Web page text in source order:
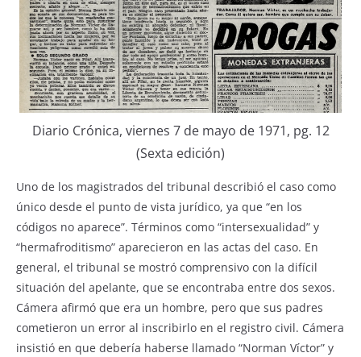
Diario Crónica, viernes 7 de mayo de 1971, pg. 12
(Sexta edición)
Uno de los magistrados del tribunal describió el caso como
único desde el punto de vista jurídico, ya que “en los
códigos no aparece”. Términos como “intersexualidad” y
“hermafroditismo” aparecieron en las actas del caso. En
general, el tribunal se mostró comprensivo con la difícil
situación del apelante, que se encontraba entre dos sexos.
Cámera afirmó que era un hombre, pero que sus padres
cometieron un error al inscribirlo en el registro civil. Cámera
insistió en que debería haberse llamado “Norman Víctor” y